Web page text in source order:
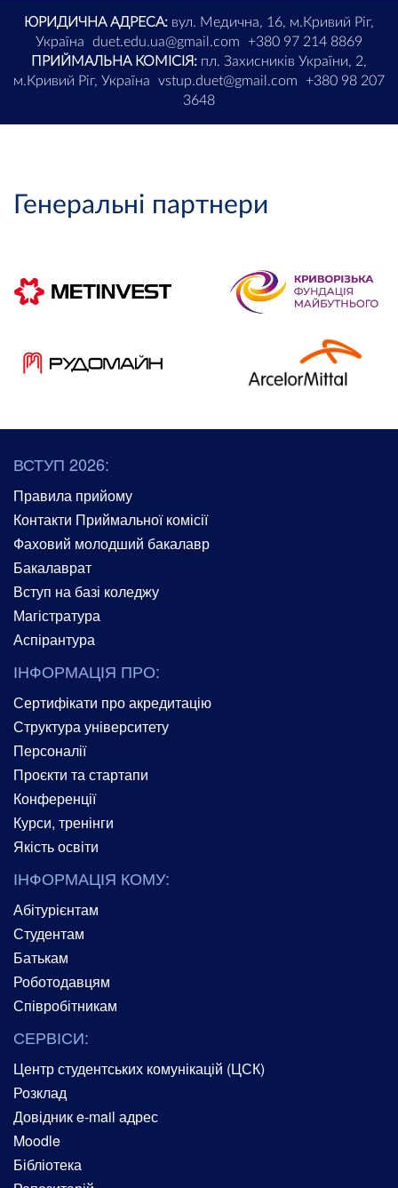
ЮРИДИЧНА АДРЕСА: вул. Медична, 16, м.Кривий Ріг,
Україна
duet.edu.ua@gmail.com
+380 97 214 8869
ПРИЙМАЛЬНА КОМІСІЯ: пл. Захисників України, 2,
м.Кривий Ріг, Україна
vstup.duet@gmail.com
+380 98 207
3648
Генеральні партнери
ВСТУП 2026:
Правила прийому
Контакти Приймальної комісії
Фаховий молодший бакалавр
Бакалаврат
Вступ на базі коледжу
Магістратура
Аспірантура
ІНФОРМАЦІЯ ПРО:
Сертифікати про акредитацію
Структура університету
Персоналії
Проєкти та стартапи
Конференції
Курси, тренінги
Якість освіти
ІНФОРМАЦІЯ КОМУ:
Абітурієнтам
Студентам
Батькам
Роботодавцям
Співробітникам
СЕРВІСИ:
Центр студентських комунікацій (ЦСК)
Розклад
Довідник e-mail адрес
Moodle
Бібліотека